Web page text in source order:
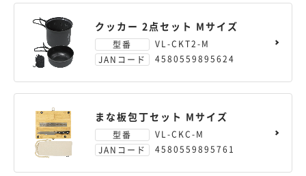
クッカー 2点セット Mサイズ
型番
VL-CKT2-M
JANコード
4580559895624
まな板包丁セット Mサイズ
型番
VL-CKC-M
JANコード
4580559895761